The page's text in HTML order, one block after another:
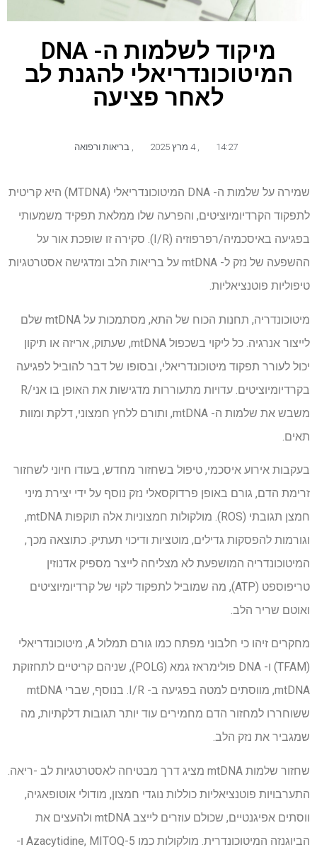
מיקוד לשלמות ה- DNA
המיטוכונדריאלי להגנת לב
לאחר פציעה
14:27 4 מרץ 2025 בריאות ורפואה
שמירה על שלמות ה- DNA המיטוכונדריאלי (MTDNA) היא קריטית
לתפקוד הקרדיומיוציטים, והפרעה שלו ממלאת תפקיד משמעותי
בפגיעה באיסכמיה/רפרפוזיה (I/R). סקירה זו שופכת אור על
ההשפעה של נזק ל- mtDNA על בריאות הלב ומדגישה אסטרטגיות
טיפוליות פוטנציאליות.
מיטוכונדריה, תחנות הכוח של התא, מסתמכות על mtDNA שלם
לייצור אנרגיה. כל ליקוי בשכפול mtDNA, שעתוק, אריזה או תיקון
יכול לעורר תפקוד מיטוכונדריאלי, ובסופו של דבר להוביל לפגיעה
בקרדיומיוציטים. עדויות מתעוררות מדגישות את האופן בו אני/R
משבש את שלמות ה- mtDNA, ותורם ללחץ חמצוני, דלקת ומוות
תאים.
בעקבות אירוע איסכמי, טיפול בשחזור מחדש, בעודו חיוני לשחזור
זרימת הדם, גורם באופן פרדוקסאלי נזק נוסף על ידי יצירת מיני
חמצן תגובתי (ROS). מולקולות חמצוניות אלה תוקפות mtDNA,
וגורמות להפסקות גדילים, מוטציות ודיכוי תעתיק. כתוצאה מכך,
המיטוכונדריה המושפעת לא מצליחה לייצר מספיק אדנוזין
טריפוספט (ATP), מה שמוביל לתפקוד לקוי של קרדיומיוציטים
ואוטם שריר הלב.
מחקרים זיהו כי חלבוני מפתח כמו גורם תמלול A, מיטוכונדריאלי
(TFAM) ו- DNA פולימראז גמא (POLG), שניהם קריטיים לתחזוקת
mtDNA, מווסתים למטה בפגיעה ב- I/R. בנוסף, שברי mtDNA
ששוחררו למחזור הדם מחמירים עוד יותר תגובות דלקתיות, מה
שמגביר את נזק הלב.
שחזור שלמות mtDNA מציג דרך מבטיחה לאסטרטגיות לב -ריאה.
התערבויות פוטנציאליות כוללות נוגדי חמצון, מודולי אוטופאגיה,
ווסתים אפיגנטיים, שכולם עוזרים לייצב mtDNA ולהעצים את
הביוגנזה המיטוכונדרית. מולקולות כמו 5-Azacytidine, MITOQ ו-